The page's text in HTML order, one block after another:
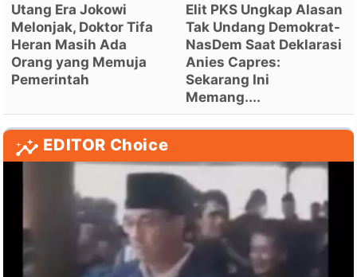
Utang Era Jokowi
Melonjak, Doktor Tifa
Heran Masih Ada
Orang yang Memuja
Pemerintah
Elit PKS Ungkap Alasan
Tak Undang Demokrat-
NasDem Saat Deklarasi
Anies Capres:
Sekarang Ini
Memang....
EDITOR Choice